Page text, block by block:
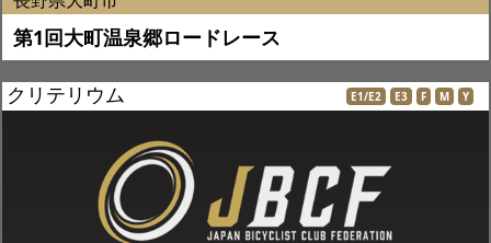
第1回大町温泉郷ロードレース
クリテリウム E1/E2 E3 F M Y